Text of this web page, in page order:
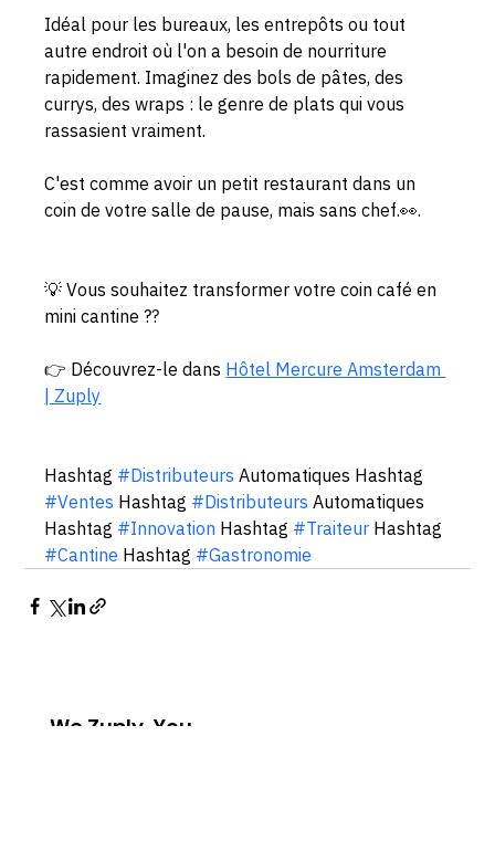
Idéal pour les bureaux, les entrepôts ou tout
autre endroit où l'on a besoin de nourriture
rapidement. Imaginez des bols de pâtes, des
currys, des wraps : le genre de plats qui vous
rassasient vraiment.
C'est comme avoir un petit restaurant dans un
coin de votre salle de pause, mais sans chef.👀.
💡 Vous souhaitez transformer votre coin café en
mini cantine ??
👉 Découvrez-le dans Hôtel Mercure Amsterdam
| Zuply
Hashtag #Distributeurs Automatiques Hashtag
#Ventes Hashtag #Distributeurs Automatiques
Hashtag #Innovation Hashtag #Traiteur Hashtag
#Cantine Hashtag #Gastronomie
We Zuply. You